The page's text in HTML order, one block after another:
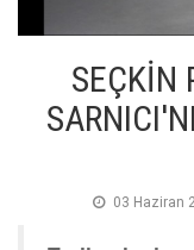
SEÇKİN
03 Haziran